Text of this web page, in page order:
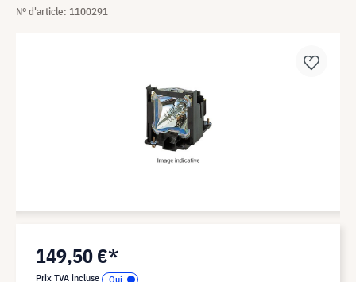
N° d'article: 1100291
149,50 €*
Prix TVA incluse